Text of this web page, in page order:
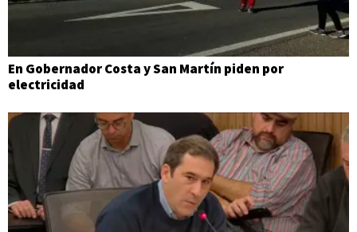
En Gobernador Costa y San Martín piden por
electricidad